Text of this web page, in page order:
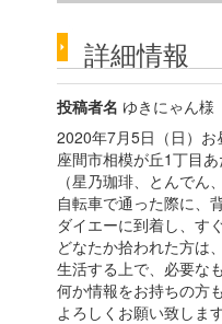
詳細情報
投稿者名 ゆきにゃん様
2020年7月5日（日）お
座間市相模が丘1丁目
（星乃珈琲、とんでん
自転車で通った際に、
ダイエーに到着し、す
どなたか拾われた方は
生活する上で、必要な
何か情報をお持ちの方
よろしくお願い致します